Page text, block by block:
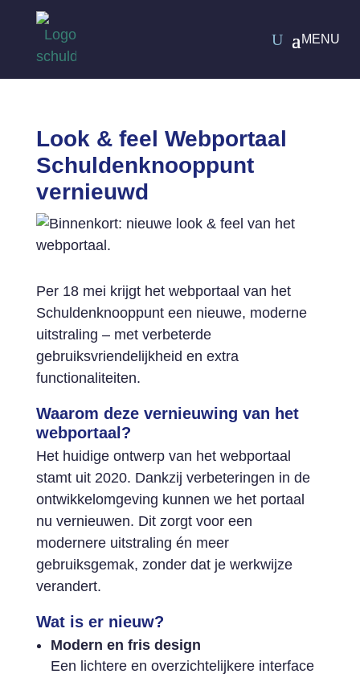
Look & feel Webportaal
Schuldenknooppunt
vernieuwd
Per 18 mei krijgt het webportaal van het
Schuldenknooppunt een nieuwe, moderne
uitstraling – met verbeterde
gebruiksvriendelijkheid en extra
functionaliteiten.
Waarom deze vernieuwing van het
webportaal?
Het huidige ontwerp van het webportaal
stamt uit 2020. Dankzij verbeteringen in de
ontwikkelomgeving kunnen we het portaal
nu vernieuwen. Dit zorgt voor een
modernere uitstraling én meer
gebruiksgemak, zonder dat je werkwijze
verandert.
Wat is er nieuw?
Modern en fris design
Een lichtere en overzichtelijkere interface